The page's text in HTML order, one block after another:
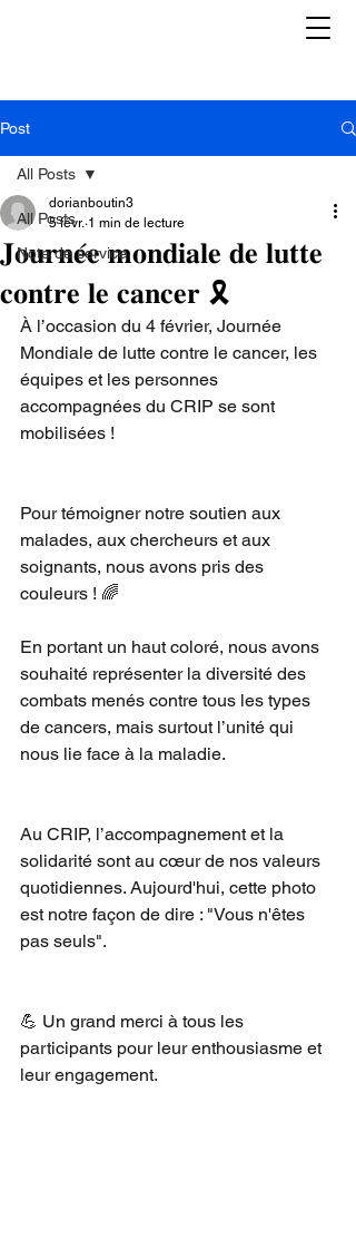
Post
All Posts
Note de service
All Posts
𝐉𝐨𝐮𝐫𝐧𝐞́𝐞 𝐦𝐨𝐧𝐝𝐢𝐚𝐥𝐞 𝐝𝐞 𝐥𝐮𝐭𝐭𝐞
𝐜𝐨𝐧𝐭𝐫𝐞 𝐥𝐞 𝐜𝐚𝐧𝐜𝐞𝐫 🎗️
dorianboutin3
5 févr. 1 min de lecture
À l’occasion du 4 février, Journée
Mondiale de lutte contre le cancer, les
équipes et les personnes
accompagnées du CRIP se sont
mobilisées !
Pour témoigner notre soutien aux
malades, aux chercheurs et aux
soignants, nous avons pris des
couleurs ! 🌈
En portant un haut coloré, nous avons
souhaité représenter la diversité des
combats menés contre tous les types
de cancers, mais surtout l’unité qui
nous lie face à la maladie.
Au CRIP, l’accompagnement et la
solidarité sont au cœur de nos valeurs
quotidiennes. Aujourd'hui, cette photo
est notre façon de dire : "Vous n'êtes
pas seuls".
💪 Un grand merci à tous les
participants pour leur enthousiasme et
leur engagement.